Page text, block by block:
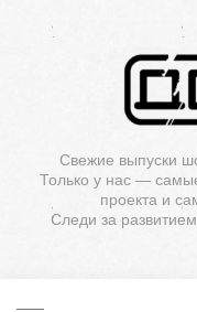
Свежие выпуски
Только у нас —
проекта и
Следи за